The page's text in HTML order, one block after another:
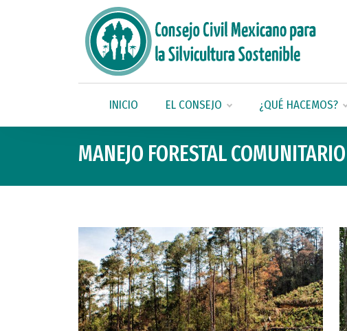
INICIO EL CONSEJO ¿QUÉ HACEMOS?
MANEJO FORESTAL COMUNITARIO